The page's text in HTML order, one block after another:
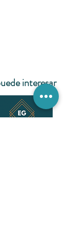
interesar